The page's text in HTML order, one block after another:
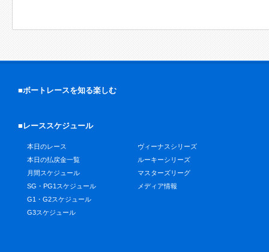
■ボートレースを知る楽しむ
■レーススケジュール
本日のレース
本日の払戻金一覧
月間スケジュール
SG・PG1スケジュール
G1・G2スケジュール
G3スケジュール
ヴィーナスシリーズ
ルーキーシリーズ
マスターズリーグ
メディア情報